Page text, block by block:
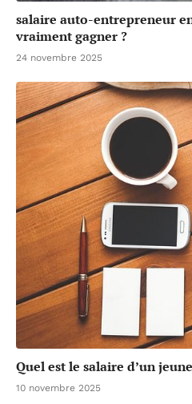
salaire auto-entrepreneur
vraiment gagner ?
24 novembre 2025
Quel est le salaire d’un
10 novembre 2025